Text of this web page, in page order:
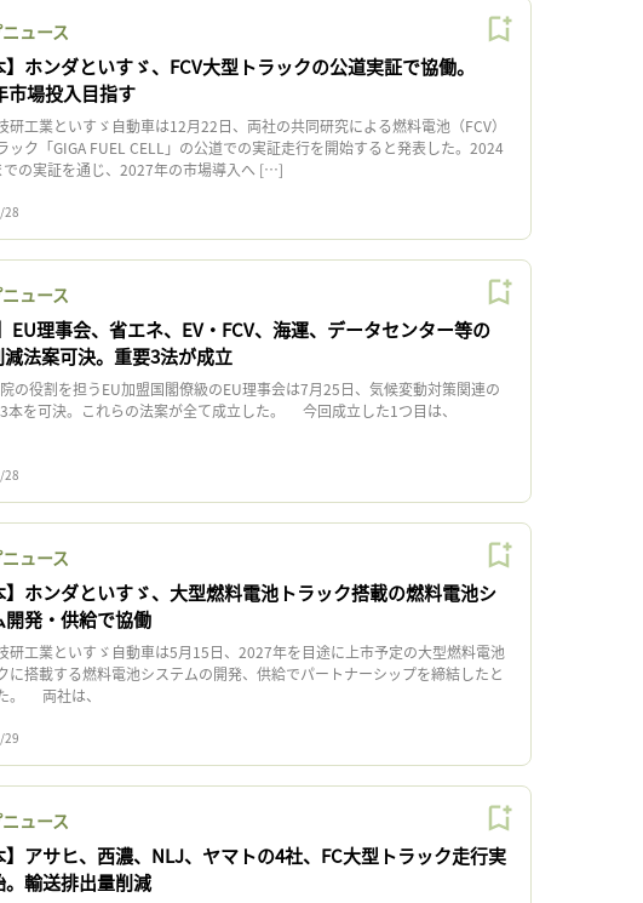
ュース
】ホンダといすゞ、FCV大型トラックの公道実証で協働。
市場投入目指す
研工業といすゞ自動車は12月22日、両社の共同研究による燃料電池（FCV）
ック「GIGA FUEL CELL」の公道での実証走行を開始すると発表した。2024
での実証を通じ、2027年の市場導入へ […]
28
ュース
】EU理事会、省エネ、EV・FCV、海運、データセンター等の
減法案可決。重要3法が成立
の役割を担うEU加盟国閣僚級のEU理事会は7月25日、気候変動対策関連の
本を可決。これらの法案が全て成立した。 今回成立した1つ目は、
28
ュース
】ホンダといすゞ、大型燃料電池トラック搭載の燃料電池シ
開発・供給で協働
研工業といすゞ自動車は5月15日、2027年を目途に上市予定の大型燃料電池
に搭載する燃料電池システムの開発、供給でパートナーシップを締結したと
。 両社は、
29
ュース
】アサヒ、西濃、NLJ、ヤマトの4社、FC大型トラック走行実
。輸送排出量削減